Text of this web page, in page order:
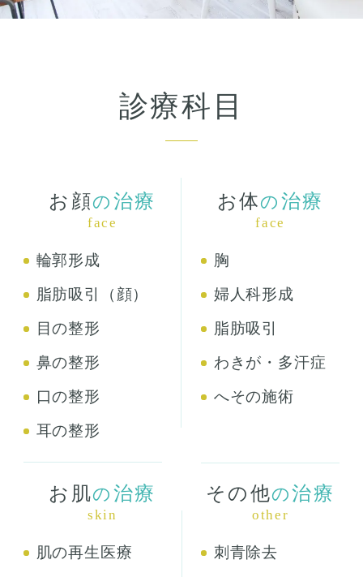
診療科目
お顔の 治療
face
輪郭形成
脂肪吸引（顔）
目の整形
鼻の整形
口の整形
耳の整形
お体の 治療
face
胸
婦人科形成
脂肪吸引
わきが・多汗症
へその施術
お肌の 治療
skin
肌の再生医療
その他の治療
other
刺青除去